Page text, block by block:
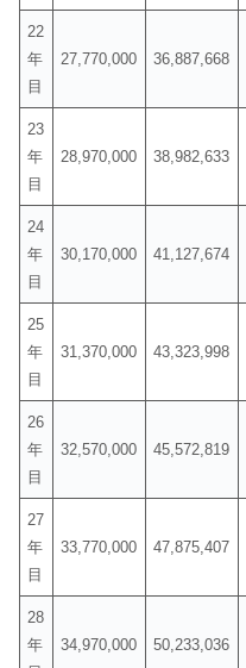
22
年
目
27,770,000 36,887,668
23
年
目
28,970,000 38,982,633
24
年
目
30,170,000 41,127,674
25
年
目
31,370,000 43,323,998
26
年
目
32,570,000 45,572,819
27
年
目
33,770,000 47,875,407
28
年
34,970,000 50,233,036